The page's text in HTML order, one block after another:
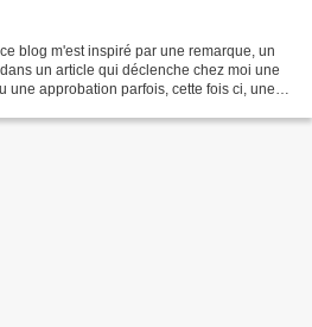
blog m'est inspiré par une remarque, un
un article qui déclenche chez moi une
une approbation parfois, cette fois ci, une